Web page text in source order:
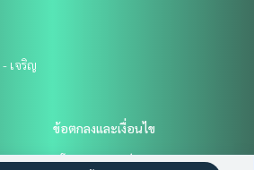
เจริญ
ข้อตกลงและเงื่อนไข
นโยบายความเป็นส่วนตัว